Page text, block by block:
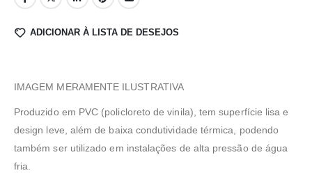
ADICIONAR À LISTA DE DESEJOS
IMAGEM MERAMENTE ILUSTRATIVA
Produzido em PVC (policloreto de vinila), tem superfície lisa e
design leve, além de baixa condutividade térmica, podendo
também ser utilizado em instalações de alta pressão de água
fria.